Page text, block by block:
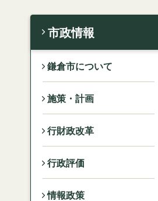
市政情報
鎌倉市について
施策・計画
行財政改革
行政評価
情報政策